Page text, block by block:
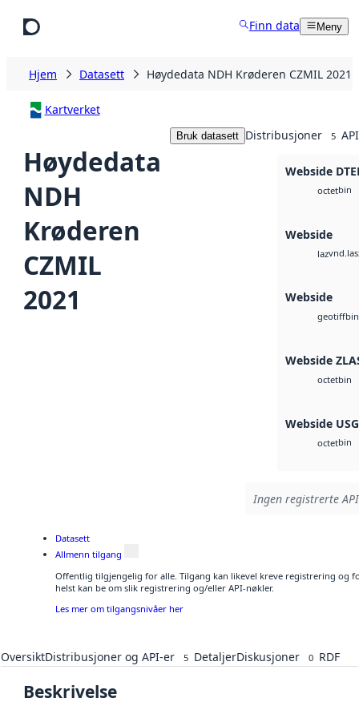
Finn data Meny
Hjem Datasett Høydedata NDH Krøderen CZMIL 2021
Kartverket
Høydedata
NDH
Krøderen
CZMIL
2021
Bruk datasett Distribusjoner 5
Webside
octetbin
Webside
laz
Webside
geotiffbin
Webside
octetbin
Webside
octetbin
Ingen registrerte
Datasett
Allmenn tilgang
Offentlig tilgjengelig for alle. Tilgang kan likevel kreve registrering og
helst kan be om slik registrering og/eller API-nøkler.
Les mer om tilgangsnivåer her
OversiktDistribusjoner og API-er 5 DetaljerDiskusjoner 0 RDF
Beskrivelse